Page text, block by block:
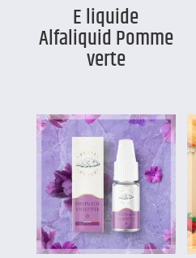
E liquide
Alfaliquid Pomme
verte